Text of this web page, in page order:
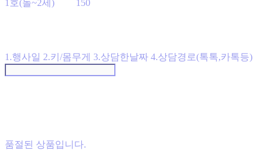
1호(돌~2세)
150
1.행사일 2.키/몸무게 3.상담한날짜 4.상담경로(톡톡,카톡등)
품절된 상품입니다.